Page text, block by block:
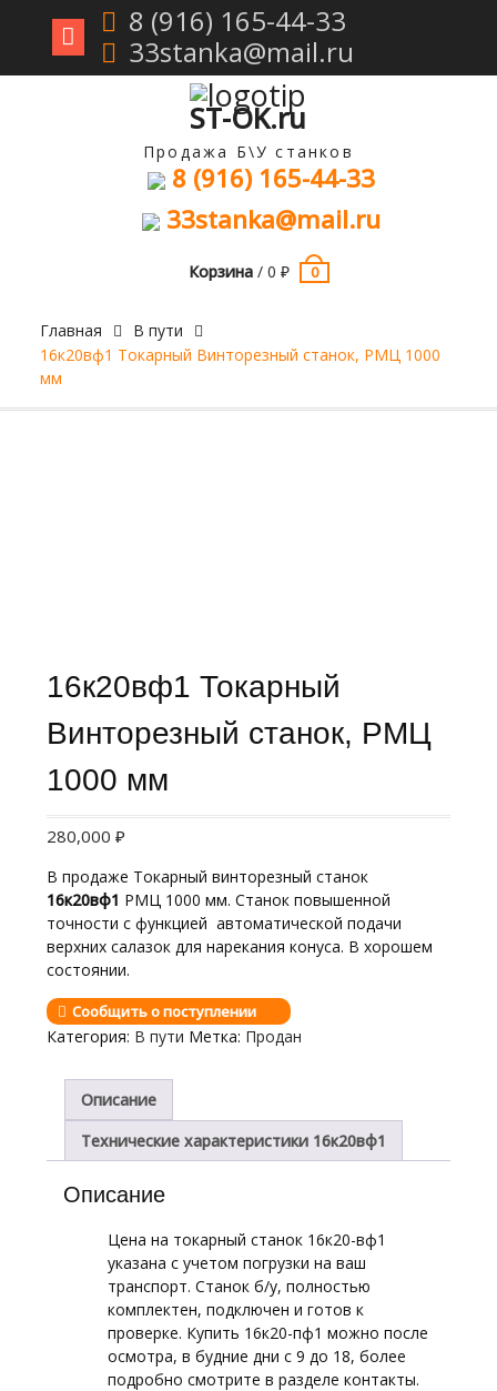
Перейти
8 (916) 165-44-33
33stanka@mail.ru
ST-OK.ru
Продажа Б\У станков
8 (916) 165-44-33
33stanka@mail.ru
Корзина/ 0 ₽ 0
Главная
В пути
16к20вф1 Токарный Винторезный станок, РМЦ 1000
мм
16к20вф1 Токарный
Винторезный станок, РМЦ
1000 мм
280,000 ₽
В продаже Токарный винторезный станок
16к20вф1 РМЦ 1000 мм. Станок повышенной
точности с функцией автоматической подачи
верхних салазок для нарекания конуса. В хорошем
состоянии.
Сообщить о поступлении
Категория: В пути Метка: Продан
Описание
Технические характеристики 16к20вф1
Описание
Цена на токарный станок 16к20-вф1
указана с учетом погрузки на ваш
транспорт. Станок б/у, полностью
комплектен, подключен и готов к
проверке. Купить 16к20-пф1 можно после
осмотра, в будние дни с 9 до 18, более
подробно смотрите в разделе контакты.